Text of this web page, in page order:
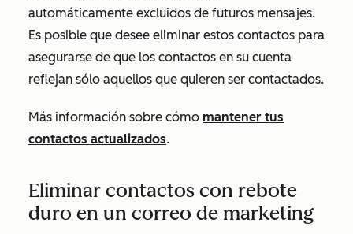
automáticamente excluidos de futuros mensajes.
Es posible que desee eliminar estos contactos para
asegurarse de que los contactos en su cuenta
reflejan sólo aquellos que quieren ser contactados.
Más información sobre cómo mantener tus
contactos actualizados.
Eliminar contactos con rebote
duro en un correo de marketing